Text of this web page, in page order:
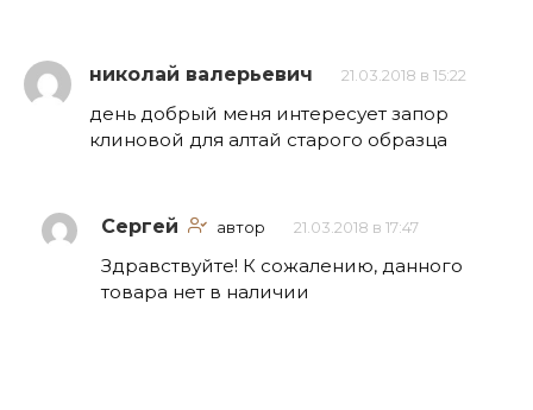
николай валерьевич 21.03.2018 в 15:22
день добрый меня интересует запор
клиновой для алтай старого образца
Сергей автор 21.03.2018 в 17:47
Здравствуйте! К сожалению, данного
товара нет в наличии